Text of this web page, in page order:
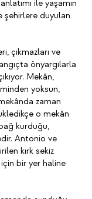
ile yaşamın
şehirlere duyulan
çıkmazları ve
önyargılarla
Mekân,
yoksun,
zaman
o mekân
kurduğu,
Antonio ve
kırk sekiz
bir yer haline